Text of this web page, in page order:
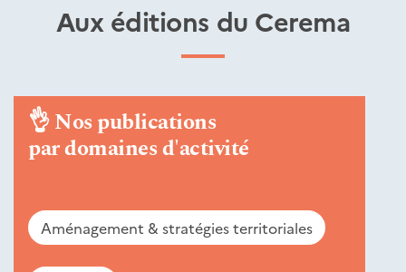
Aux éditions du Cerema
👌Nos publications
par domaines d'activité
Aménagement & stratégies territoriales